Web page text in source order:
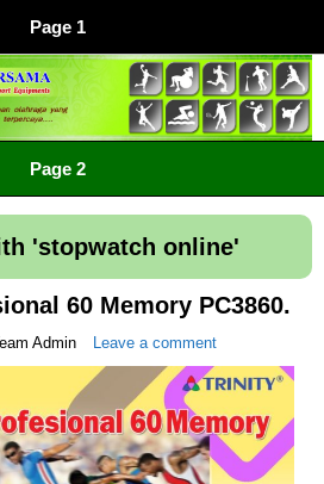
Page 1
Co Id
Perlengkapan Olahraga Yang
Page 2
'stopwatch online'
60 Memory PC3860.
Admin Leave a comment